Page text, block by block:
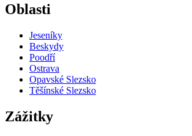
−
Oblasti
Jeseníky
Beskydy
Poodří
Ostrava
Opavské Slezsko
Těšínské Slezsko
Zážitky